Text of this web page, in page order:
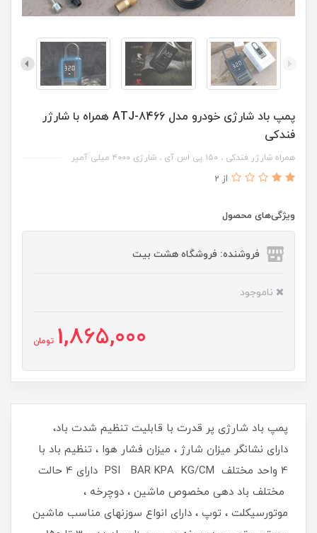
پمپ باد شارژی خودرو مدل ATJ-8466 همراه با شارژر
فندکی
همراه شارژر فندکی ، ۱۵۰ پی اس آی ، شارژی ۴۰۰۰ میلی آمپر
از 2
ویژگی‌های محصول
فروشنده: فروشگاه هشت بیت
ناموجود
1,865,000 تومان
پمپ باد شارژی پر قدرت با قابلیت تنظیم شدت باد،
دارای نشانگر میزان شارژ ، میزان فشار هوا ، تنظیم باد با
4 واحد مختلف PSI BAR KPA KG/CM دارای 4 حالت
مختلف باد دهی مخصوص ماشین ، دوچرخه ،
موتورسیکلت ، توپ ، دارای انواع سوزنهای مناسب ماشین